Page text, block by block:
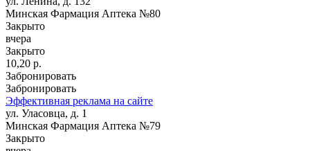
Минская Фармация Аптека №80
Закрыто
вчера
Закрыто
10,20 р.
Забронировать
Забронировать
Эффективная реклама на сайте
ул. Уласовца, д. 1
Минская Фармация Аптека №79
Закрыто